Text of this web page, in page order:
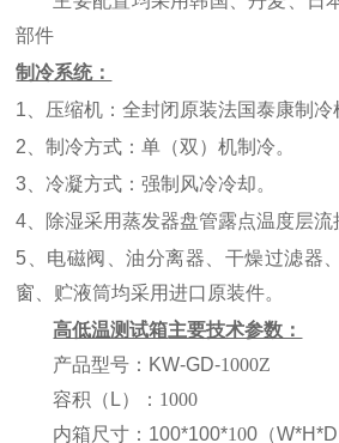
部件
制冷系统：
1 、压缩机：全封闭原装法国泰康制冷
2 、制冷方式：单 （双 ）机制冷。
3 、冷凝方式：强制风冷冷却。
4 、除湿采用蒸发器盘管露点温度层流
5 、电磁阀、油分离器、干燥过滤器
窗、贮液筒均采用进口原装件。
高低温测试箱主要技术参数：
产品型号 ： KW-GD-1000Z
容积 （L） ： 1000
内箱尺寸 ： 100*100*100（